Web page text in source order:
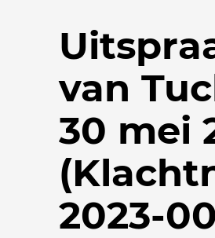
van
30 mei
2023-